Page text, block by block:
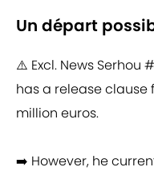
Un départ
⚠️ Excl. News Serhou
has a release clause
million euros.
➡️ However, he